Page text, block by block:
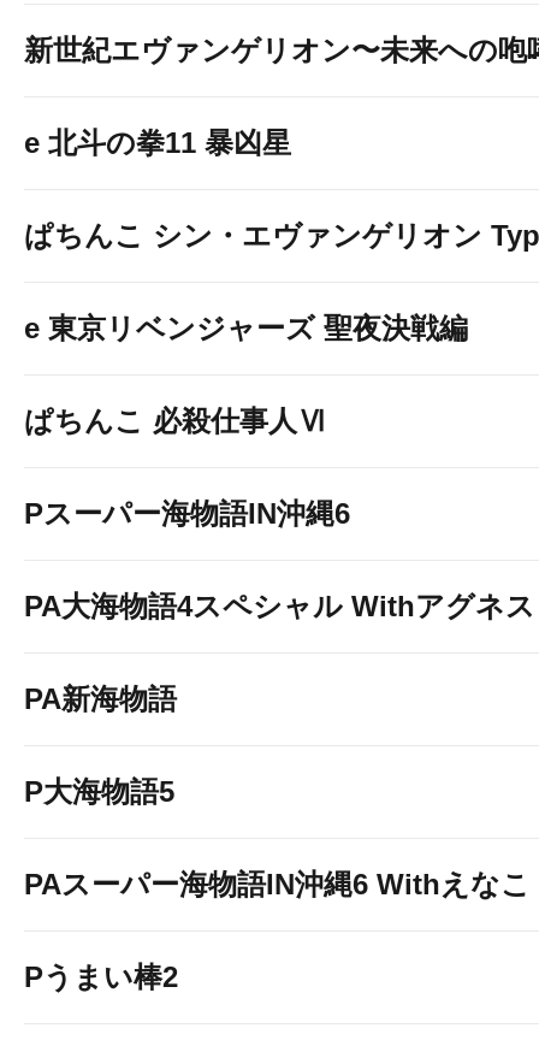
新世紀エヴァンゲリオン〜未来への咆
e 北斗の拳11 暴凶星
ぱちんこ シン・エヴァンゲリオン
e 東京リベンジャーズ 聖夜決戦編
ぱちんこ 必殺仕事人Ⅵ
Pスーパー海物語IN沖縄6
PA大海物語4スペシャル Withアグネ
PA新海物語
P大海物語5
PAスーパー海物語IN沖縄6 Withえなこ
Pうまい棒2